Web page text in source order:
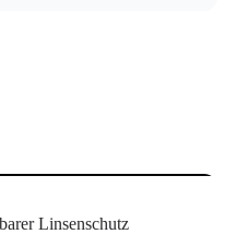
Linsenschutz